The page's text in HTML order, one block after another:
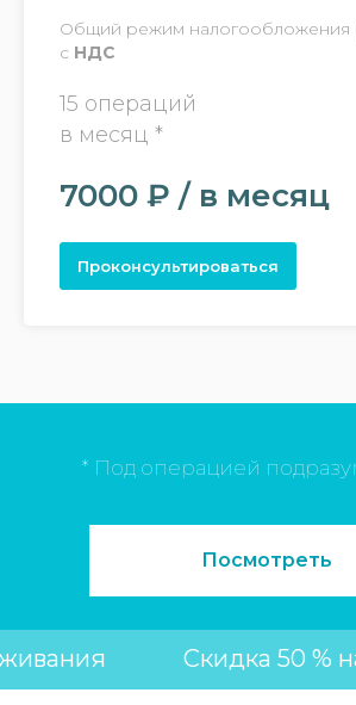
Общий режим налогообложения
с НДС
15 операций
в месяц *
7000 ₽ / в месяц
Проконсультироваться
* Под операцией
Посмотреть
Скидка 50 %